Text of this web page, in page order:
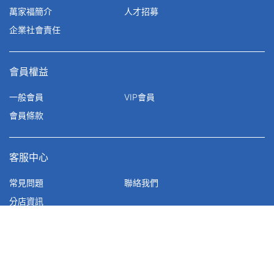
萬家福簡介
人才招募
企業社會責任
會員權益
一般會員
VIP會員
會員條款
客服中心
常見問題
聯絡我們
分店資訊